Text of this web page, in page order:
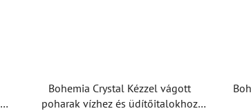
Bohemia Crystal Kézzel vágott
poharak vízhez és üdítőitalokhoz